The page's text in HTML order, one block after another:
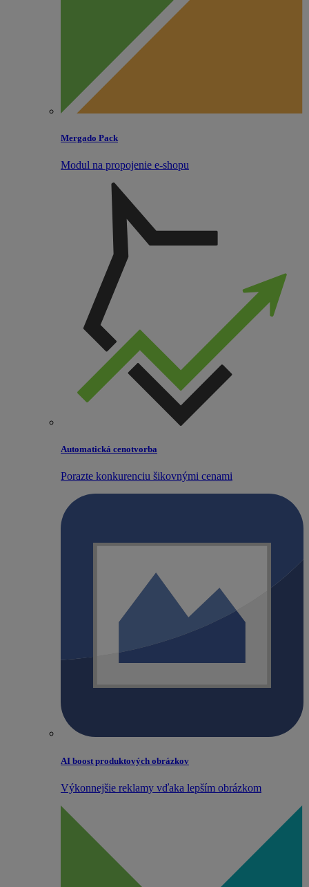
Mergado Pack
Modul na propojenie e‑shopu
Automatická cenotvorba
Porazte konkurenciu šikovnými cenami
AI boost produktových obrázkov
Výkonnejšie reklamy vďaka lepším obrázkom